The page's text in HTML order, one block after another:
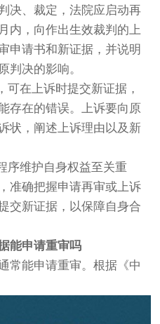
决、裁定，法院应启动再
内，向作出生效裁判的上
申请书和新证据，并说明
判决的影响。
可在上诉时提交新证据，
存在的错误。上诉要向原
状，阐述上诉理由以及新
序维护自身权益至关重
准确把握申请再审或上诉
交新证据，以保障自身合
能申请重审吗
常能申请重审。根据《中